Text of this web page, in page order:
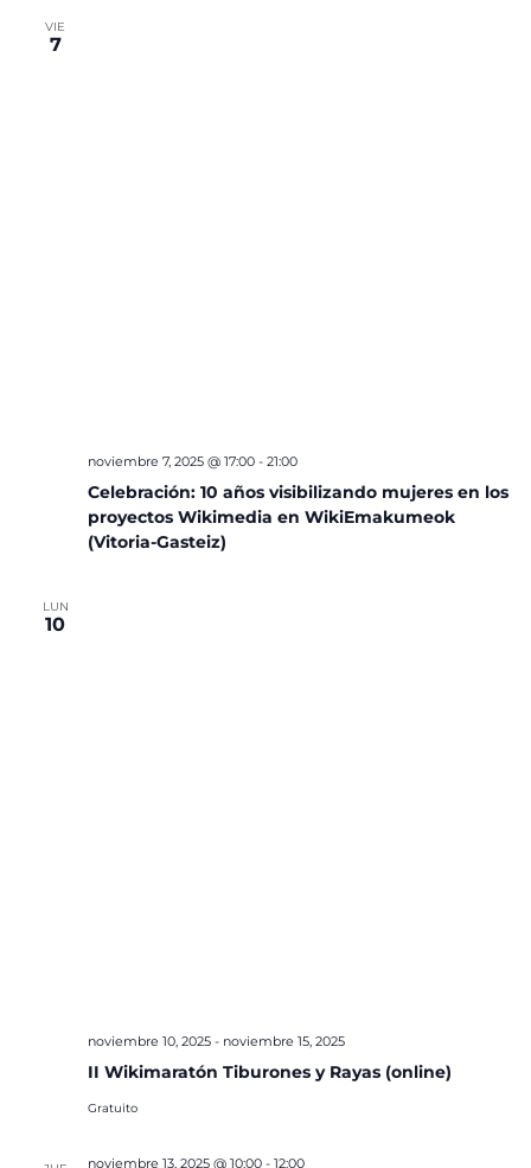
VIE
7
Celebración: 10 años visibilizando mujeres en los
proyectos Wikimedia en WikiEmakumeok
(Vitoria-Gasteiz)
noviembre 7, 2025 @ 17:00- 21:00
LUN
10
II Wikimaratón Tiburones y Rayas (online)
noviembre 10, 2025- noviembre 15, 2025
Gratuito
noviembre 13, 2025 @ 10:00- 12:00